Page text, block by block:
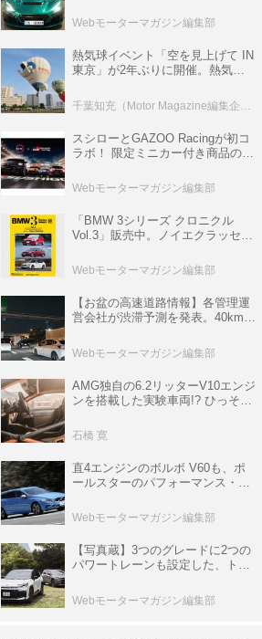
ロニクル・完全版／115】
Webモーターマガジン編集部
熱気球イベント「空を見上げて IN
東京」が2年ぶりに開催。熱気球
室などのコンテンツも
スシローとGAZOO Racingが初コ
ラボ！ 限定ミニカー付き商品の
ト体験があたる抽選企画などを展
開
Webモーターマガジン編集部
「BMW 3シリーズ クロニクル
Vol.3」販売中。ノイエクラッセか
ムック
Webモーターマガジン編集部
【お盆の高速道路情報】各管理運
営会社が渋滞予測を発表。40km以
数ある
Webモーターマガジン編集部
AMG独自の6.2リッターV10エンジ
ンを搭載した実験車両!? ひっそり
P900 プロトタイプ」とは
石橋 寛
直4エンジンのボルボ V60も、ポ
ールスターのパフォーマンス・パ
と昔の新車】
Webモーターマガジン編集部
【写真蔵】3つのグレードに2つの
パワートレーンも設定した、トヨ
Webモーターマガジン編集部